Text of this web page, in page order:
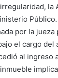
la
por la jueza
el cargo del
al ingreso